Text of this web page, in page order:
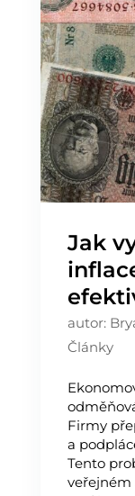
Jak
autor:
Články
Firmy
a
Tento
veřejném